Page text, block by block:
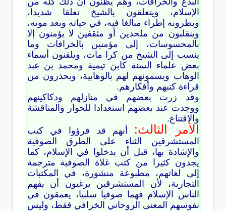
الإسلام، ويتعلقون بالشيخ تعلقا شديدا،
ويطرونه إطراء مبالغا فيه، في حياته وبعد موته،
وينقلبون من ملحدين أو مثقفين لا يؤمنون إلا
بالمحسوسات، إلى مؤمنين بالخرافات وما
ينسب إلى الشيخ من كرا مات، ويلقنون أسماء
بعض علماء السنة كابن تيمية ومحمد بن عبد
الوهاب ويسمونهم لهم بالوهابية، ويحذرون من
قراءة كتبهم وأفكارهم.
وقد زرت بعضهم في منازلهم ودكاكينهم
ووجدت عند بعضهم استعدادا للحوار والمناقشة
والاقتناع.
الأمر الثالث: أنهم قد قرؤوا في كتب
المستشرقين الثناء على الطرق الصوفية
والإشادة بها، قبل أن يدخلوا في الإسلام، كما
يجدون كثيرا من كتب غلاة الصوفية مترجمة
إلى لغاتهم، مطبوعة منشورة، في المكتبات
التجارية، لأن المستشرقين يرغبون أن يفهم
الناس الإسلام فهما صوفيا سلبيا، يعمقون في
نفوسهم المعنى الروحاني الخرافي فقط، وليس